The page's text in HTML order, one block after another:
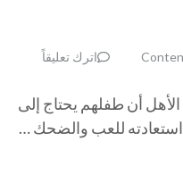
اترك تعليقاً
الأهل أن طفلهم يحتاج إلى
للعب والضحك …